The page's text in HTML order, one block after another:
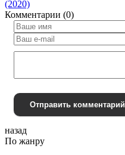
(2020)
Комментарии (0)
Отправить комментарий
назад
По жанру